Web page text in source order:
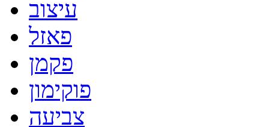
עיצוב
פאזל
פקמן
פוקימון
צביעה